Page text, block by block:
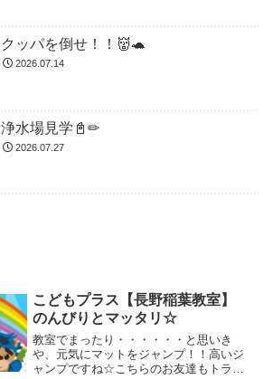
クッパを倒せ！！👹🐢
2026.07.14
浄水場見学📓✏
2026.07.27
こどもプラス【長野稲葉教室】
のんびりとマッタリ☆
教室でまったり・・・・・・と思いき
や、元気にマットをジャンプ！！高いジ
ャンプですね☆こちらのお友達もトラン